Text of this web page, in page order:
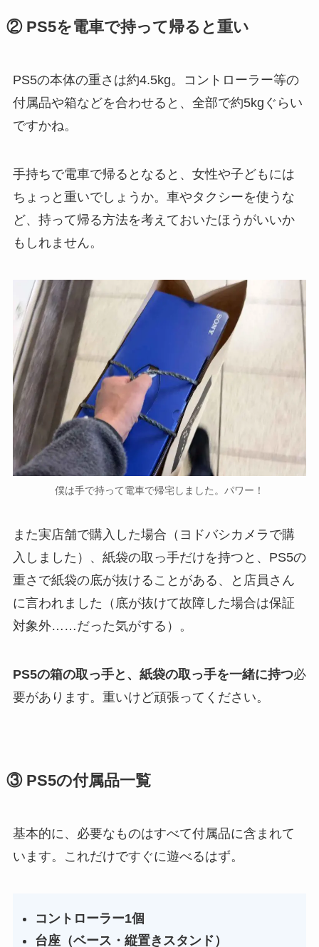
② PS5を電車で持って帰ると重い
PS5の本体の重さは約4.5kg。コントローラー等の
付属品や箱などを合わせると、全部で約5kgぐらい
ですかね。
手持ちで電車で帰るとなると、女性や子どもには
ちょっと重いでしょうか。車やタクシーを使うな
ど、持って帰る方法を考えておいたほうがいいか
もしれません。
僕は手で持って電車で帰宅しました。パワー！
また実店舗で購入した場合（ヨドバシカメラで購
入しました）、紙袋の取っ手だけを持つと、PS5の
重さで紙袋の底が抜けることがある、と店員さん
に言われました（底が抜けて故障した場合は保証
対象外……だった気がする）。
PS5の箱の取っ手と、紙袋の取っ手を一緒に持つ必
要があります。重いけど頑張ってください。
③ PS5の付属品一覧
基本的に、必要なものはすべて付属品に含まれて
います。これだけですぐに遊べるはず。
コントローラー1個
台座（ベース・縦置きスタンド）